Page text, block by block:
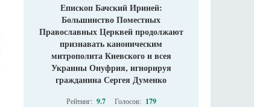
Епископ Бачский Ириней:
Большинство Поместных
Православных Церквей продолжают
признавать каноническим
митрополита Киевского и всея
Украины Онуфрия, игнорируя
гражданина Сергея Думенко
Рейтинг: 9.7 Голосов: 179